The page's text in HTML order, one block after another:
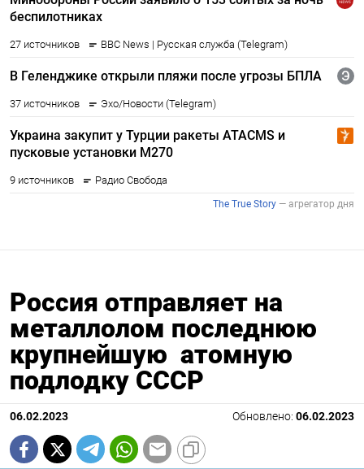
Россия отправляет на
металлолом последнюю
крупнейшую атомную
подлодку СССР
06.02.2023 Обновлено: 06.02.2023